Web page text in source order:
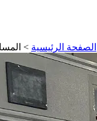
الصفحة الرئيسية >